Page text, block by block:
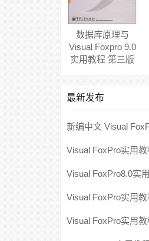
数据库原理与
Visual Foxpro 9.0
实用教程 第三版
最新发布
新编中文 Visual
文Visual6.0实用教程
Visual FoxPro实用
Visual FoxPro8.0实
Visual FoxPro实用
Visual FoxPro实用